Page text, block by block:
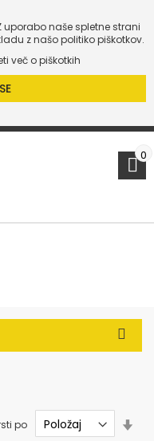
uporabo naše spletne strani
z našo politiko piškotkov.
več o piškotkih
0
po